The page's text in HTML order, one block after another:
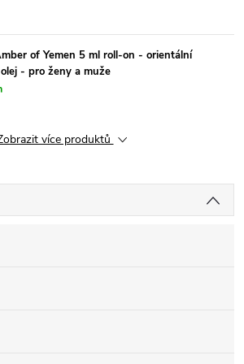
of Yemen 5 ml roll-on - orientální
- pro ženy a muže
více produktů